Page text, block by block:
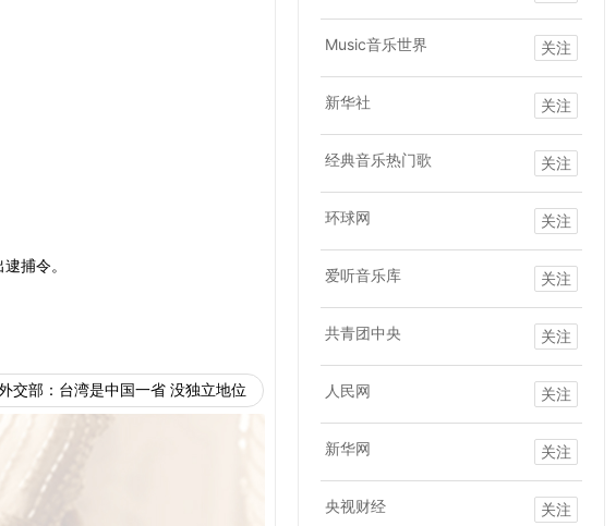
Music音乐世界 关注
新华社 关注
经典音乐热门歌 关注
环球网 关注
爱听音乐库 关注
共青团中央 关注
人民网 关注
新华网 关注
央视财经 关注
捕令。
交部：台湾是中国一省 没独立地位